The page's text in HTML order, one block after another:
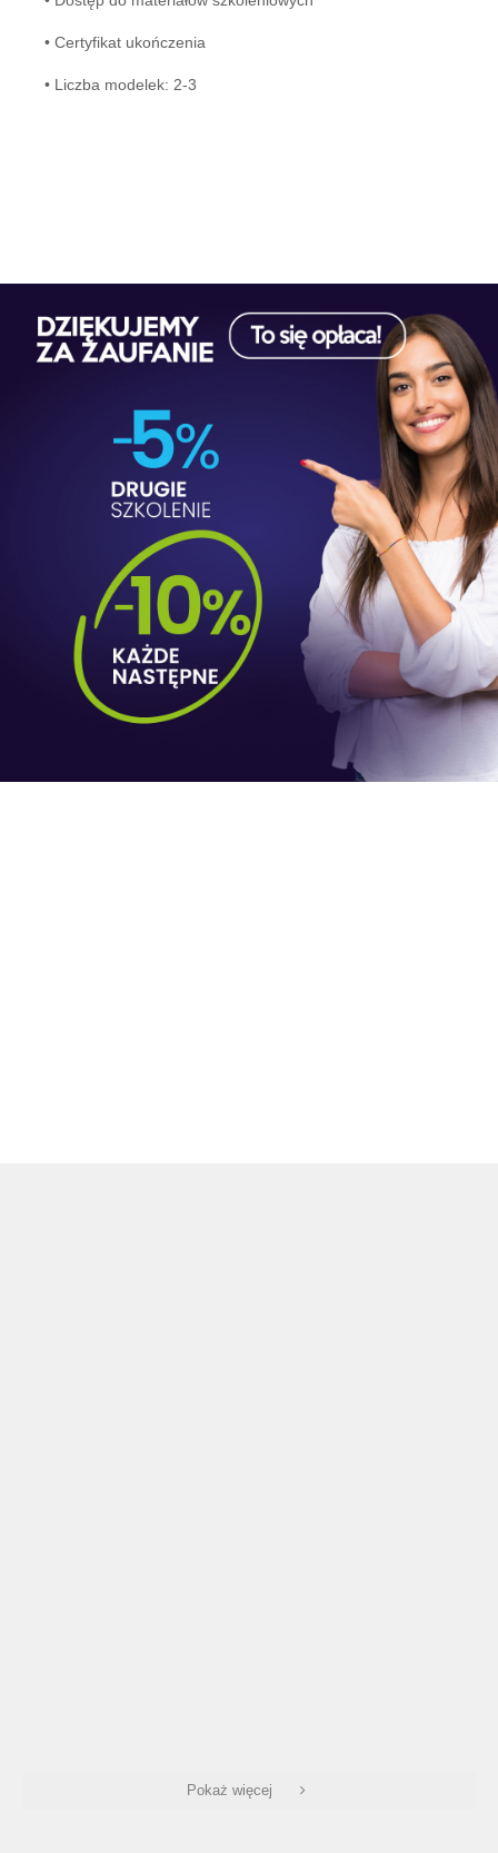
• Certyfikat ukończenia
• Liczba modelek: 2-3
Pokaż więcej